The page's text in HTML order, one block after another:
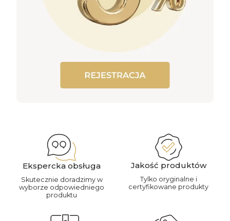
Ekspercka obsługa
Skutecznie doradzimy w
wyborze odpowiedniego
produktu
Jakość produktów
Tylko oryginalne i
certyfikowane produkty